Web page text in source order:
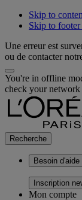
Skip to
Skip to
Une erreur est
ou de contacter
You're in offline
check your network
Recherche
Besoin d'aide
Inscription
Mon compte